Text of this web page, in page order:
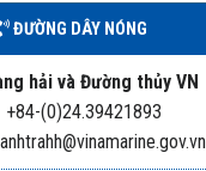
ĐƯỜNG DÂY NÓNG
hải và Đường thủy VN
+84-(0)24.39421893